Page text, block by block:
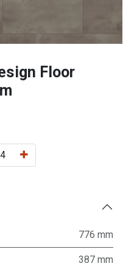
Floor
776 mm
387 mm